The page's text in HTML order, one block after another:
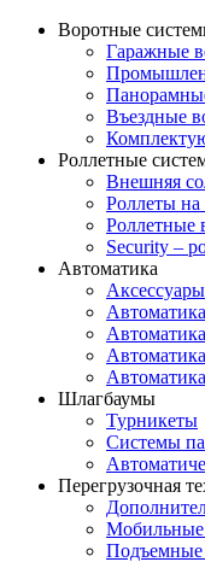
Воротные
Гаражные
Въездные
Роллетные
Внешняя
Роллеты на
Роллетные
Security –
Автоматика
Аксессуары
Шлагбаумы
Турникеты
Системы
Перегрузочная
Подъемные